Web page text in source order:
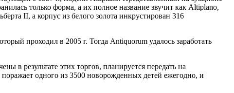
только форма, а их полное название звучит как Altiplano,
II, а корпус из белого золота инкрустирован 316
проходил в 2005 г. Тогда Antiquorum удалось заработать
в результате этих торгов, планируется передать на
одного из 3500 новорожденных детей ежегодно, и